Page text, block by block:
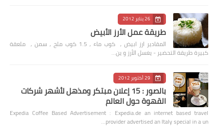
26 يناير 2012
طريقة عمل الأرز الأبيض
المقادير ارز ابيض , كوب ماء , 1.5 كوب ملح , سمن , ملعقة
كبيرة طريقة التحضير - يغسل الأرز و ين…
29 أكتوبر 2012
بالصور : 15 إعلان مبتكر ومذهل لأشهر شركات
القهوة حول العالم
Expedia Coffee Based Advertisement : Expedia.de an internet based travel
provider advertised an Italy special in a un…